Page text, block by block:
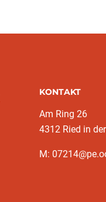
KONTAKT
Am Ring 26
4312 Ried in
M: